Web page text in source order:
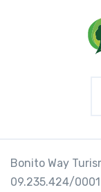
Bonito Way
09.235.424/